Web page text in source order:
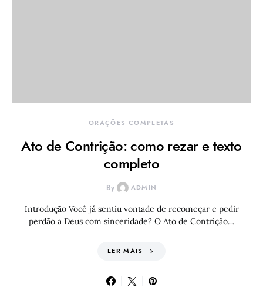
ORAÇÕES COMPLETAS
Ato de Contrição: como rezar e texto
completo
By ADMIN
Introdução Você já sentiu vontade de recomeçar e pedir
perdão a Deus com sinceridade? O Ato de Contrição…
LER MAIS